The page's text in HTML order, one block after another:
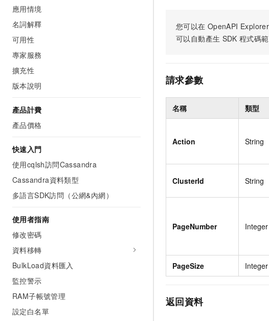
應用情境
名詞解釋
可用性
專家服務
擴充性
版本說明
產品計費
產品價格
快速入門
使用cqlsh訪問Cassandra
Cassandra資料類型
多語言SDK訪問（公網&內網）
使用者指南
修改密碼
資料移轉
BulkLoad資料匯入
監控警示
RAM子帳號管理
設定白名單
您可以在 OpenAPI Explorer
可以自動產生 SDK 程式碼範
請求參數
名稱 類型
Action String
ClusterId String
PageNumber Integer
PageSize Integer
返回資料